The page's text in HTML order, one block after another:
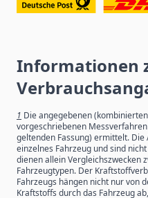
Informationen
1 Die angegebenen
vorgeschriebenen
geltenden Fassung) ermittelt.
einzelnes Fahrzeug und sind
dienen allein Vergleichszwecken
Fahrzeugtypen. Der
Fahrzeugs hängen nicht nur von
Kraftstoffs durch das Fahrzeug